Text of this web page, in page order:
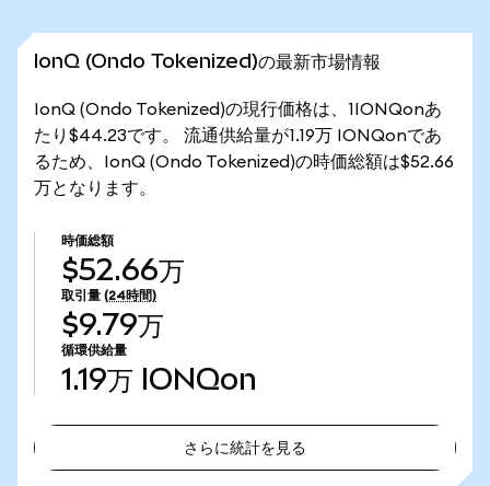
IonQ (Ondo Tokenized)の最新市場情報
IonQ (Ondo Tokenized)の現行価格は、1IONQonあ
たり$44.23です。 流通供給量が1.19万 IONQonであ
るため、IonQ (Ondo Tokenized)の時価総額は$52.66
万となります。
時価総額
$52.66万
取引量 (24時間)
$9.79万
循環供給量
1.19万 IONQon
さらに統計を見る